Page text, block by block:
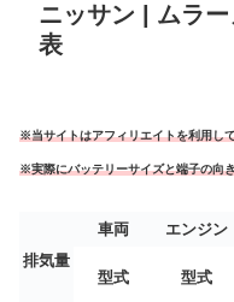
ニッサン | ムラ
表
※当サイトはアフィリエイトを利用し
※実際にバッテリーサイズと端子の向
排気量
車両 エンジン
型式 型式